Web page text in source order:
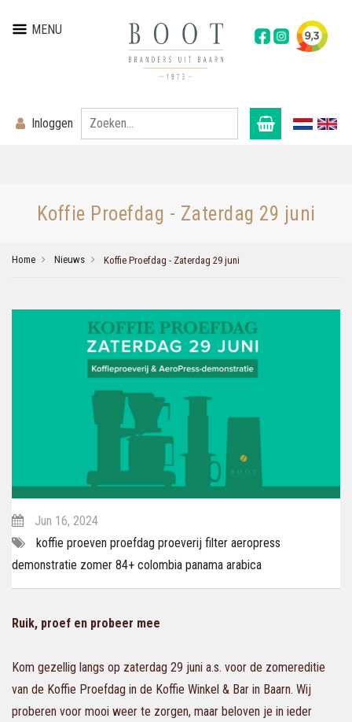
MENU
Inloggen
Koffie Proefdag - Zaterdag 29 juni
Home Nieuws Koffie Proefdag - Zaterdag 29 juni
Jun 16, 2024
koffie proeven proefdag proeverij filter aeropress
demonstratie zomer 84+ colombia panama arabica
Ruik, proef en probeer mee
Kom gezellig langs op zaterdag 29 juni a.s. voor de zomereditie
van de Koffie Proefdag in de Koffie Winkel & Bar in Baarn. Wij
proberen voor mooi weer te zorgen, maar beloven je in ieder